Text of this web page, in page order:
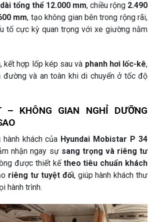
tổng thể 12.000 mm, chiều rộng 2.490
mm, tạo không gian bên trong rộng rãi,
tố cực kỳ quan trọng với xe giường nằm
kết hợp lốp kép sau và phanh hơi lốc-kê,
và an toàn khi di chuyển ở tốc độ
– KHÔNG GIAN NGHỈ DƯỠNG
khách của Hyundai Mobistar P 34
nhận ngay sự sang trọng và riêng tư
được thiết kế theo tiêu chuẩn khách
riêng tư tuyệt đối, giúp hành khách thư
hành trình.